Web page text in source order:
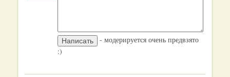
- модерируется очень предвзято
:)